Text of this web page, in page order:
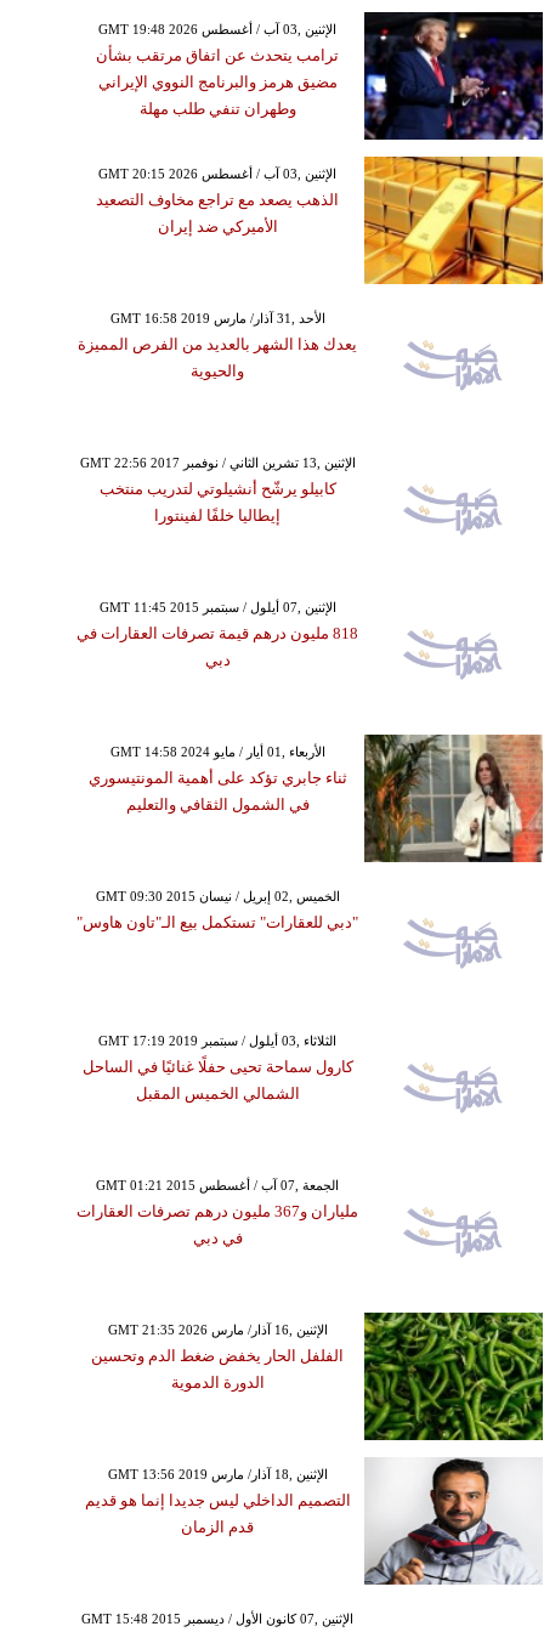
GMT 19:48 2026 الإثنين ,03 آب / أغسطس
ترامب يتحدث عن اتفاق مرتقب بشأن
مضيق هرمز والبرنامج النووي الإيراني
وطهران تنفي طلب مهلة
GMT 20:15 2026 الإثنين ,03 آب / أغسطس
الذهب يصعد مع تراجع مخاوف التصعيد
الأميركي ضد إيران
GMT 16:58 2019 الأحد ,31 آذار/ مارس
يعدك هذا الشهر بالعديد من الفرص المميزة
والحيوية
GMT 22:56 2017 الإثنين ,13 تشرين الثاني / نوفمبر
كابيلو يرشّح أنشيلوتي لتدريب منتخب
إيطاليا خلفًا لفينتورا
GMT 11:45 2015 الإثنين ,07 أيلول / سبتمبر
818 مليون درهم قيمة تصرفات العقارات في
دبي
GMT 14:58 2024 الأربعاء ,01 أيار / مايو
ثناء جابري تؤكد على أهمية المونتيسوري
في الشمول الثقافي والتعليم
GMT 09:30 2015 الخميس ,02 إبريل / نيسان
"دبي للعقارات" تستكمل بيع الـ"تاون هاوس"
GMT 17:19 2019 الثلاثاء ,03 أيلول / سبتمبر
كارول سماحة تحيى حفلًا غنائيًا في الساحل
الشمالي الخميس المقبل
GMT 01:21 2015 الجمعة ,07 آب / أغسطس
ملياران و367 مليون درهم تصرفات العقارات
في دبي
GMT 21:35 2026 الإثنين ,16 آذار/ مارس
الفلفل الحار يخفض ضغط الدم وتحسين
الدورة الدموية
GMT 13:56 2019 الإثنين ,18 آذار/ مارس
التصميم الداخلي ليس جديدا إنما هو قديم
قدم الزمان
GMT 15:48 2015 الإثنين ,07 كانون الأول / ديسمبر